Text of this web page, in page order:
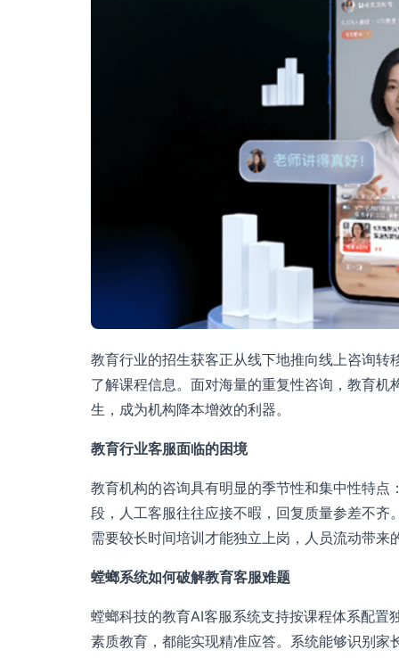
教育行业的招生获客正从线下地推向线上咨询
了解课程信息。面对海量的重复性咨询，教育
生，成为机构降本增效的利器。
教育行业客服面临的困境
教育机构的咨询具有明显的季节性和集中性特
段，人工客服往往应接不暇，回复质量参差不
需要较长时间培训才能独立上岗，人员流动带来
螳螂系统如何破解教育客服难题
螳螂科技的教育AI客服系统支持按课程体系配置
素质教育，都能实现精准应答。系统能够识别